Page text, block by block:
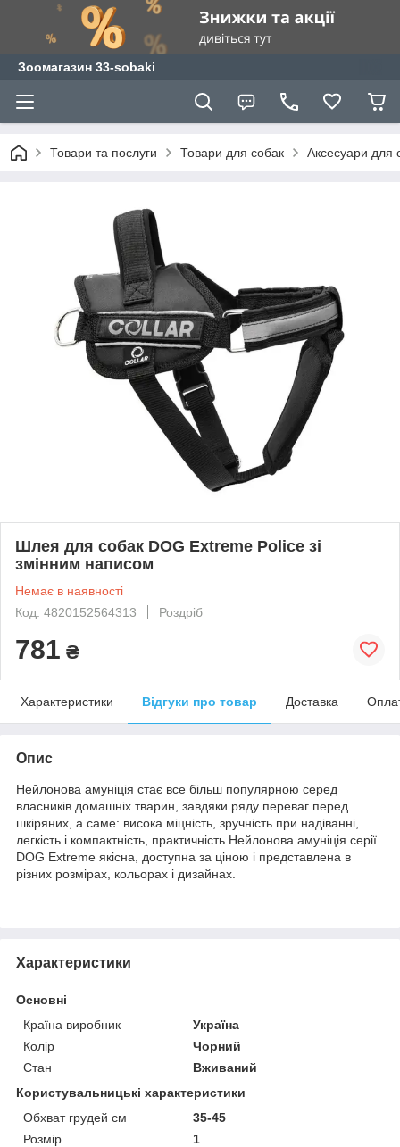
Зоомагазин 33-sobaki
Товари та послуги Товари для собак Аксесуари для
Шлея для собак DOG Extreme Police зі
змінним написом
Немає в наявності
Код: 4820152564313
Роздріб
781 ₴
Характеристики Відгуки про товар Доставка
Опис
Нейлонова амуніція стає все більш популярною серед
власників домашніх тварин, завдяки ряду переваг перед
шкіряних, а саме: висока міцність, зручність при надіванні,
легкість і компактність, практичність.Нейлонова амуніція серії
DOG Extreme якісна, доступна за ціною і представлена в
різних розмірах, кольорах і дизайнах.
Характеристики
Основні
Країна виробник
Україна
Колір
Чорний
Стан
Вживаний
Користувальницькі характеристики
Обхват грудей см
35-45
Розмір
1